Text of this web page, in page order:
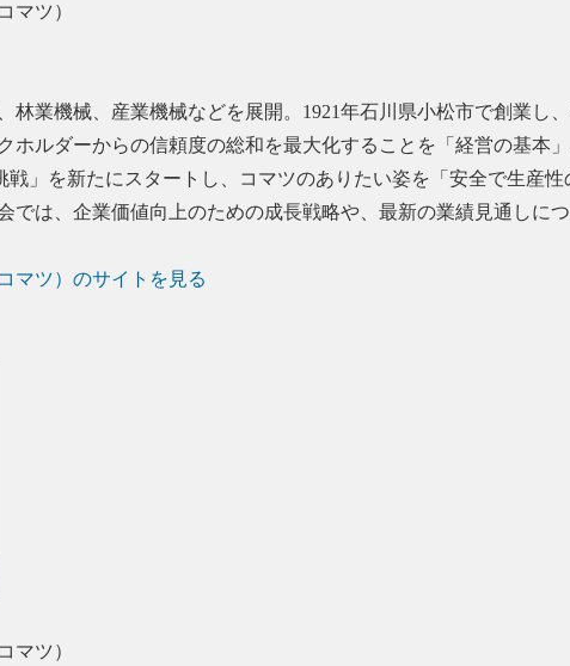
マツ）
林業機械、産業機械などを展開。1921年石川県小松市で創業し
ホルダーからの信頼度の総和を最大化することを「経営の基本
戦」を新たにスタートし、コマツのありたい姿を「安全で生産
では、企業価値向上のための成長戦略や、最新の業績見通しに
マツ）のサイトを見る
マツ）